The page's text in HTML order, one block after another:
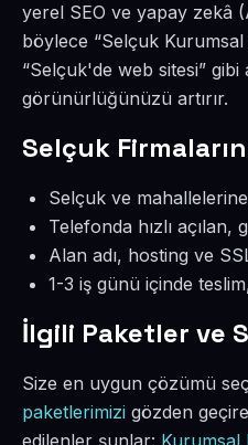
yerel SEO ve yapay zekâ
böylece “Selçuk Kurumsal
“Selçuk'de web sitesi” gibi
görünürlüğünüzü artırır.
Selçuk
Selçuk ve
Telefonda hızlı açılan,
Alan adı, hosting ve
1-3 iş günü içinde
İlgili Paketler ve
Size en uygun çözümü
paketlerimizi gözden
edilenler şunlar: Kurumsal